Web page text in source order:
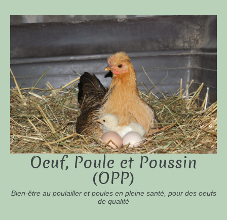
Oeuf, Poule et Poussin
(OPP)
Bien-être au poulailler et poules en pleine santé, pour des oeufs
de qualité